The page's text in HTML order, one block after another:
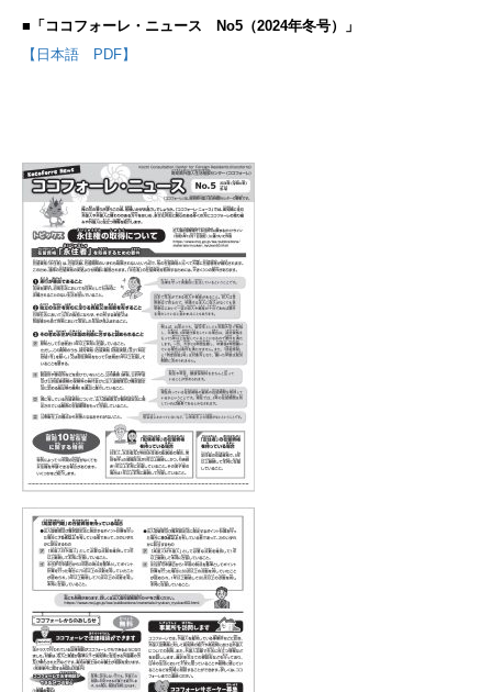
■「ココフォーレ・ニュース No5（2024年冬号）」
【日本語 PDF】